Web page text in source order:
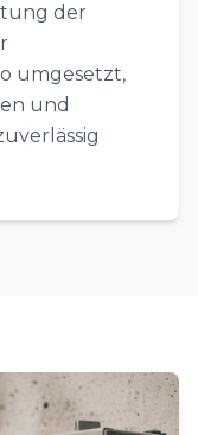
der
umgesetzt,
und